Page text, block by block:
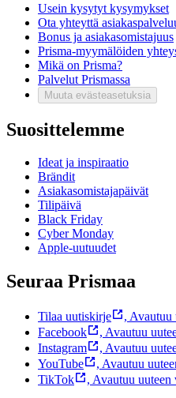
Usein kysytyt kysymykset
Ota yhteyttä
Bonus ja asiakasomistajuus
Prisma-myymälöiden
Mikä on Prisma?
Palvelut Prismassa
Muuta evästeasetuksia
Suosittelemme
Ideat ja inspiraatio
Brändit
Asiakasomistajapäivät
Tilipäivä
Black Friday
Cyber Monday
Apple-uutuudet
Seuraa Prismaa
Tilaa uutiskirje , Avautuu
Facebook
, Avautuu
Instagram
, Avautuu
YouTube
, Avautuu
TikTok
, Avautuu uuteen